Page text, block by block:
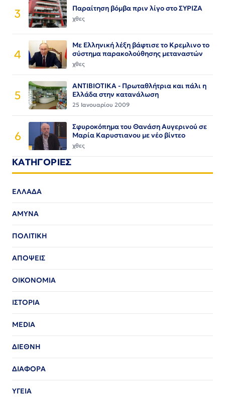
3 Παραίτηση βόμβα πριν λίγο στο ΣΥΡΙΖΑ
χθες
4
Με Ελληνική λέξη βάφτισε το Κρεμλινο το
σύστημα παρακολούθησης μεταναστών
χθες
5
ΑΝΤΙΒΙΟΤΙΚΑ - Πρωταθλήτρια και πάλι η
Ελλάδα στην κατανάλωση
25 Ιανουαρίου 2009
6
Σφυροκόπημα του Θανάση Αυγερινού σε
Μαρία Καρυστιανου με νέο βίντεο
χθες
ΚΑΤΗΓΟΡΙΕΣ
ΕΛΛΑΔΑ
ΑΜΥΝΑ
ΠΟΛΙΤΙΚΗ
ΑΠΟΨΕΙΣ
ΟΙΚΟΝΟΜΙΑ
ΙΣΤΟΡΙΑ
MEDIA
ΔΙΕΘΝΗ
ΔΙΑΦΟΡΑ
ΥΓΕΙΑ